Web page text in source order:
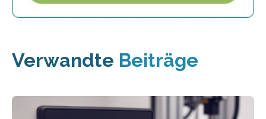
Verwandte Beiträge